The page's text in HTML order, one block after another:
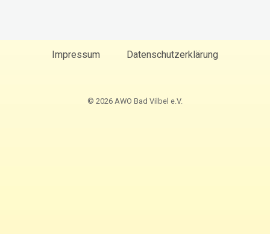
Impressum Datenschutzerklärung
© 2026 AWO Bad Vilbel e.V.